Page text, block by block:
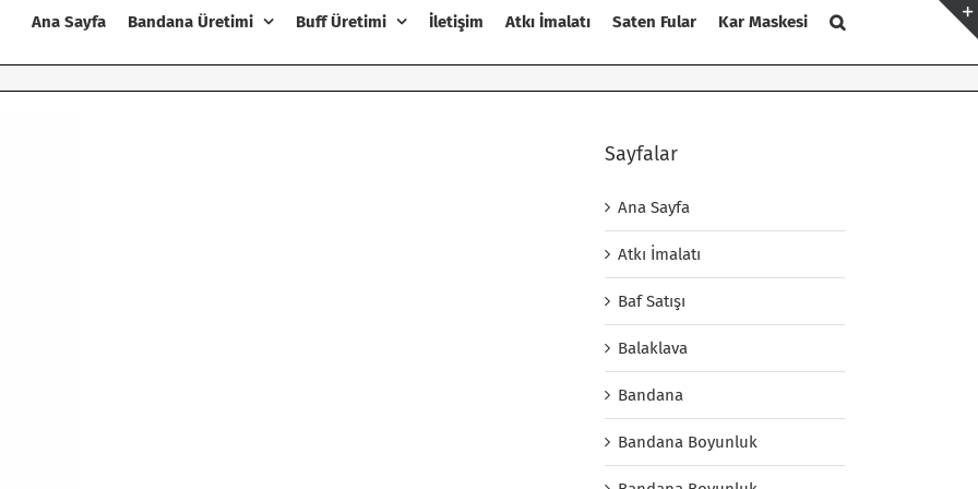
Ana Sayfa Bandana Üretimi Buff Üretimi İletişim Atkı İmalatı Saten Fular Kar Maskesi
Sayfalar
Ana Sayfa
Atkı İmalatı
Baf Satışı
Balaklava
Bandana
Bandana Boyunluk